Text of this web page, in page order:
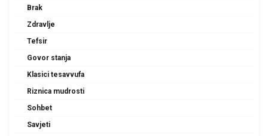
Brak
Zdravlje
Tefsir
Govor stanja
Klasici tesavvufa
Riznica mudrosti
Sohbet
Savjeti